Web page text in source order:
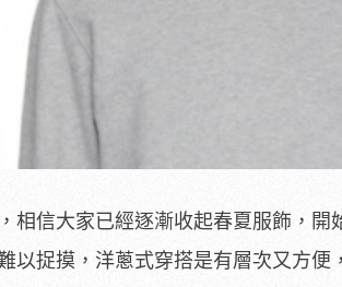
相信大家已經逐漸收起春夏服飾，開
以捉摸，洋蔥式穿搭是有層次又方便